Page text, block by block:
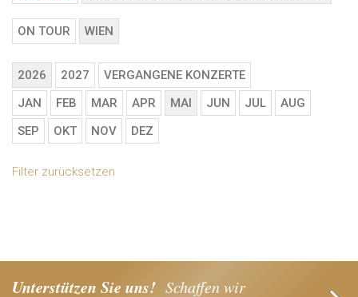
ON TOUR WIEN
2026 2027
VERGANGENE KONZERTE
JAN
FEB MAR APR MAI JUN JUL
AUG
SEP
OKT NOV DEZ
Filter zurücksetzen
Unterstützen Sie uns! Schaffen wir